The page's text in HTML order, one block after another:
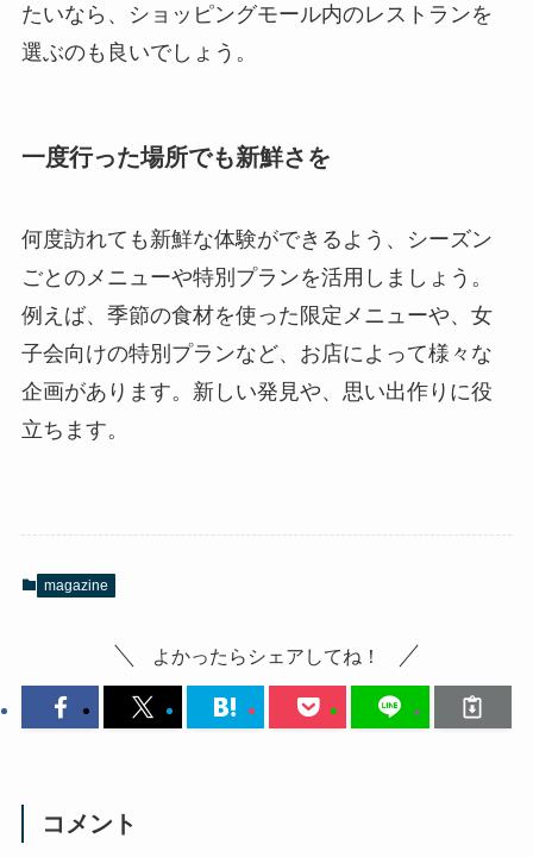
たいなら、ショッピングモール内のレストランを
選ぶのも良いでしょう。
一度行った場所でも新鮮さを
何度訪れても新鮮な体験ができるよう、シーズン
ごとのメニューや特別プランを活用しましょう。
例えば、季節の食材を使った限定メニューや、女
子会向けの特別プランなど、お店によって様々な
企画があります。新しい発見や、思い出作りに役
立ちます。
magazine
よかったらシェアしてね！
コメント